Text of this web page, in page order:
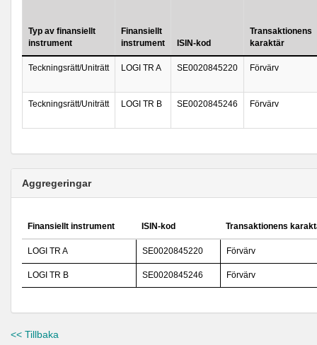
Typ av finansiellt
instrument
Finansiellt
instrument
ISIN-kod
Transaktionens
karaktär
Teckningsrätt/Uniträtt LOGI TR A SE0020845220 Förvärv
Teckningsrätt/Uniträtt LOGI TR B SE0020845246 Förvärv
Aggregeringar
Finansiellt instrument ISIN-kod Transaktionens
LOGI TR A SE0020845220 Förvärv
LOGI TR B SE0020845246 Förvärv
<< Tillbaka